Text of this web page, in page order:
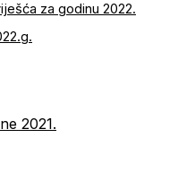
za godinu 2022.
2021.